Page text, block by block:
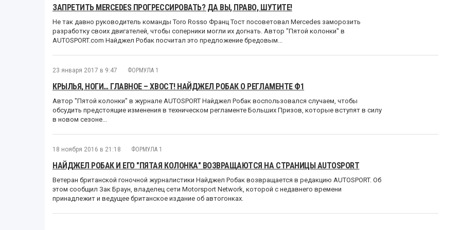
ЗАПРЕТИТЬ MERCEDES ПРОГРЕССИРОВАТЬ? ДА ВЫ, ПРАВО, ШУТИТЕ!
Не так давно руководитель команды Toro Rosso Франц Тост посоветовал Mercedes заморозить
разработку своих двигателей, чтобы соперники могли их догнать. Автор "Пятой колонки" в
AUTOSPORT.com Найджел Робак посчитал это предложение бредовым...
23 января 2017 в 9:47 ФОРМУЛА 1
КРЫЛЬЯ, НОГИ… ГЛАВНОЕ – ХВОСТ! НАЙДЖЕЛ РОБАК О РЕГЛАМЕНТЕ Ф1
Автор "Пятой колонки" в журнале AUTOSPORT Найджел Робак воспользовался случаем, чтобы
обсудить предстоящие изменения в техническом регламенте Больших Призов, которые вступят в силу
в новом сезоне...
18 ноября 2016 в 21:18 ФОРМУЛА 1
НАЙДЖЕЛ РОБАК И ЕГО "ПЯТАЯ КОЛОНКА" ВОЗВРАЩАЮТСЯ НА СТРАНИЦЫ AUTOSPORT
Ветеран британской гоночной журналистики Найджел Робак возвращается в редакцию AUTOSPORT. Об
этом сообщил Зак Браун, владелец сети Motorsport Network, которой с недавнего времени
принадлежит и ведущее британское издание об автогонках.